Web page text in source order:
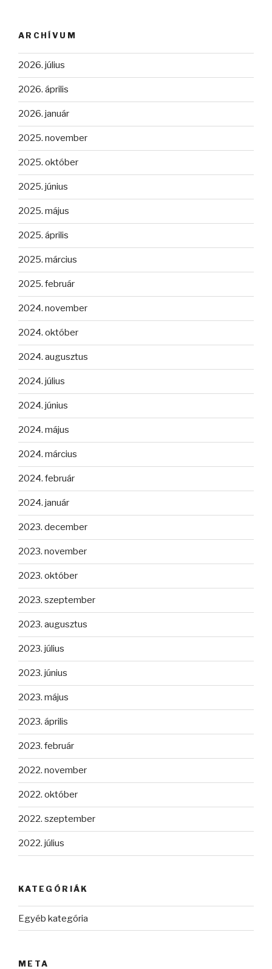
ARCHÍVUM
2026. július
2026. április
2026. január
2025. november
2025. október
2025. június
2025. május
2025. április
2025. március
2025. február
2024. november
2024. október
2024. augusztus
2024. július
2024. június
2024. május
2024. március
2024. február
2024. január
2023. december
2023. november
2023. október
2023. szeptember
2023. augusztus
2023. július
2023. június
2023. május
2023. április
2023. február
2022. november
2022. október
2022. szeptember
2022. július
KATEGÓRIÁK
Egyéb kategória
META